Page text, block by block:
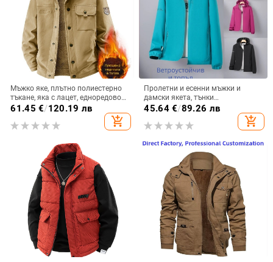
Мъжко яке, плътно полиестерно
тъкане, яка с лацет, едноредово
закопчаване, дълги ръкави
61.45 €/120.19 лв
add_shopping_cart
Пролетни и есенни мъжки и
дамски якета, тънки
ветроустойчиви и водоустойчиви
якета за двойки с голям размер,
ежедневни якета за
45.64€/89.26 лв
add_shopping_cart